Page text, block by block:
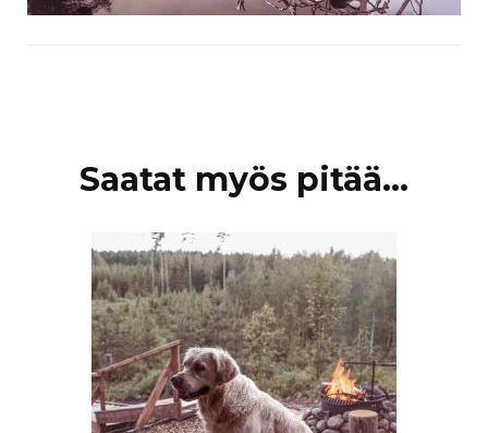
Artikkelien
Saatat myös pitää...